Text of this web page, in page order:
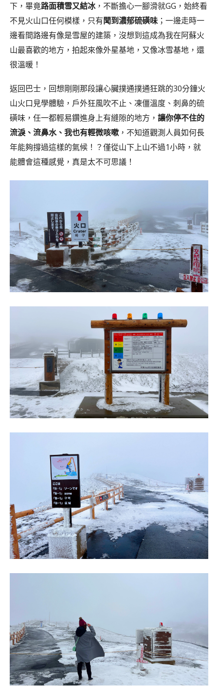
下，畢竟路面積雪又結冰，不斷擔心一腳滑就GG，始終看
不見火山口任何模樣，只有聞到濃郁硫磺味 ；一邊走時一
邊看間路邊有像是雪屋的建築，沒想到這成為我在阿蘇火
山最喜歡的地方，拍起來像外星基地，又像冰雪基地，還
很溫暖！
返回巴士，回想剛剛那段讓心臟撲通撲通狂跳的30分鐘火
山火口見學體驗，戶外狂風吹不止、凍僵溫度、刺鼻的硫
磺味，任一都輕易鑽進身上有縫隙的地方， 讓你停不住的
流淚、流鼻水、我也有輕微咳嗽 ，不知道觀測人員如何長
年能夠撐過這樣的氣候！？僅從山下上山不過1小時，就
能體會這種感覺，真是太不可思議！